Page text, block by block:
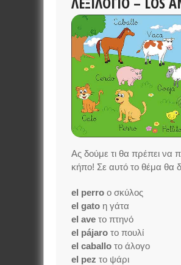
Ας δούμε τι θα πρέπει να
κήπο! Σε αυτό το θέμα θα
el perroο σκύλος
el gatoη γάτα
el aveτο πτηνό
el pájaroτο πουλί
el caballoτο άλογο
el pez το ψάρι